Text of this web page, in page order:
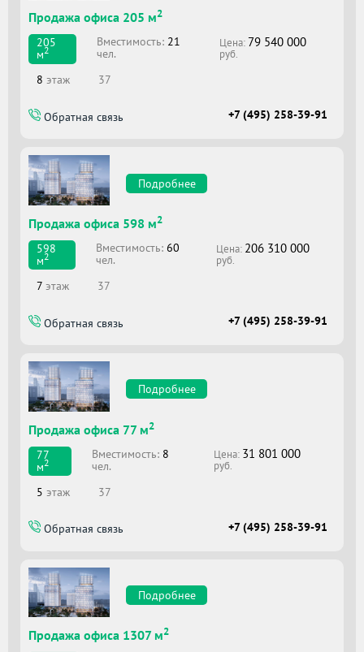
Продажа офиса 205 м2
205
м2
Вместимоcть: 21
чел.
Цена: 79 540 000
руб.
8 этаж 37
Обратная связь +7 (495) 258-39-91
Подробнее
Продажа офиса 598 м2
598
м2
Вместимоcть:60
чел.
Цена: 206 310 000
руб.
7 этаж 37
Обратная связь +7 (495) 258-39-91
Подробнее
Продажа офиса 77 м2
77
м2
Вместимоcть: 8
чел.
Цена: 31 801 000
руб.
5 этаж 37
Обратная связь +7 (495) 258-39-91
Подробнее
Продажа офиса 1307 м2